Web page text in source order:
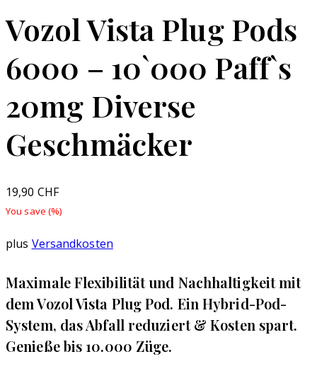
Vozol Vista Plug Pods
6000 – 10`000 Paff`s
20mg Diverse
Geschmäcker
19,90 CHF
You save (%)
plus Versandkosten
Maximale Flexibilität und Nachhaltigkeit mit
dem Vozol Vista Plug Pod. Ein Hybrid-Pod-
System, das Abfall reduziert & Kosten spart.
Genieße bis 10.000 Züge.